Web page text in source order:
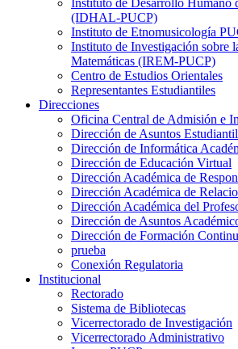
Instituto de Desarrollo Humano
(IDHAL-PUCP)
Instituto de Etnomusicología
Instituto de Investigación sobre
Matemáticas (IREM-PUCP)
Centro de Estudios Orientales
Representantes Estudiantiles
Direcciones
Oficina Central de Admisión e
Dirección de Asuntos
Dirección de Informática
Dirección de Educación Virtual
Dirección Académica de
Dirección Académica de
Dirección Académica del
Dirección de Asuntos
Dirección de Formación
prueba
Conexión Regulatoria
Institucional
Rectorado
Sistema de Bibliotecas
Vicerrectorado de Investigación
Vicerrectorado Administrativo